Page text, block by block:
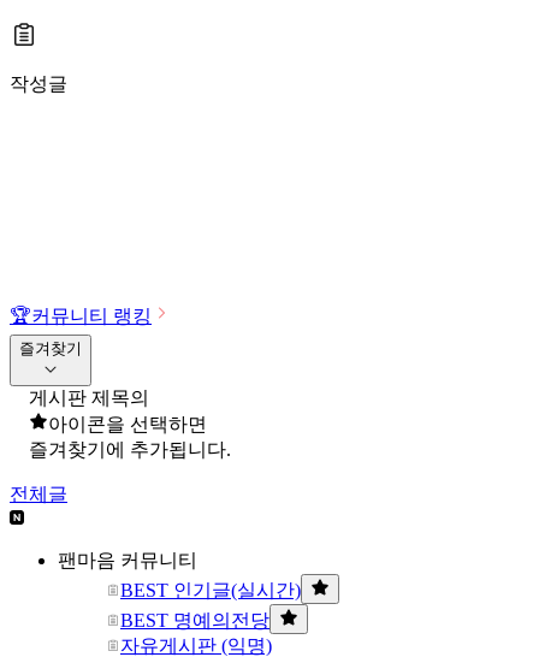
작성글
🏆커뮤니티 랭킹
즐겨찾기
게시판 제목의
아이콘을 선택하면
즐겨찾기에 추가됩니다.
전체글
팬마음 커뮤니티
BEST 인기글(실시간)
BEST 명예의전당
자유게시판 (익명)